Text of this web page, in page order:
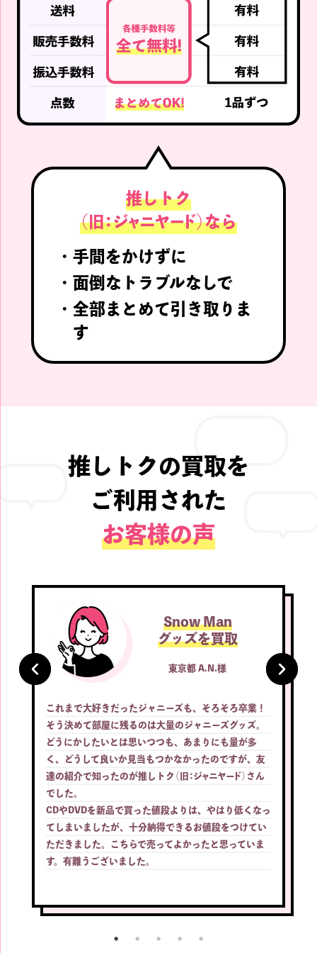
推しトク
（旧：ジャニヤード）なら
・ 手間をかけずに
・ 面倒なトラブルなしで
・ 全部まとめて引き取りま
す
推しトクの買取を
ご利用された
お客様の声
Snow Man
グッズを買取
東京都 A.N.様
これまで大好きだったジャニーズも、そろそろ卒業！
そう決めて部屋に残るのは大量のジャニーズグッズ。
どうにかしたいとは思いつつも、あまりにも量が多
く、どうして良いか見当もつかなかったのですが、友
達の紹介で知ったのが推しトク （旧：ジャニヤード） さん
でした。
CDやDVDを新品で買った値段よりは、やはり低くなっ
てしまいましたが、十分納得できるお値段をつけてい
ただきました。こちらで売ってよかったと思っていま
す。有難うございました。